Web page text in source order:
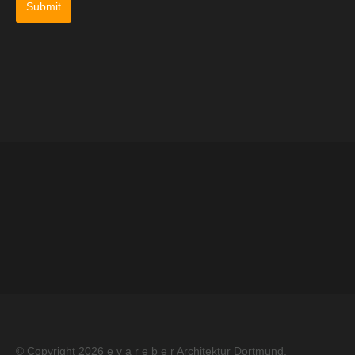
© Copyright 2026 e v a r e b e r Architektur Dortmund